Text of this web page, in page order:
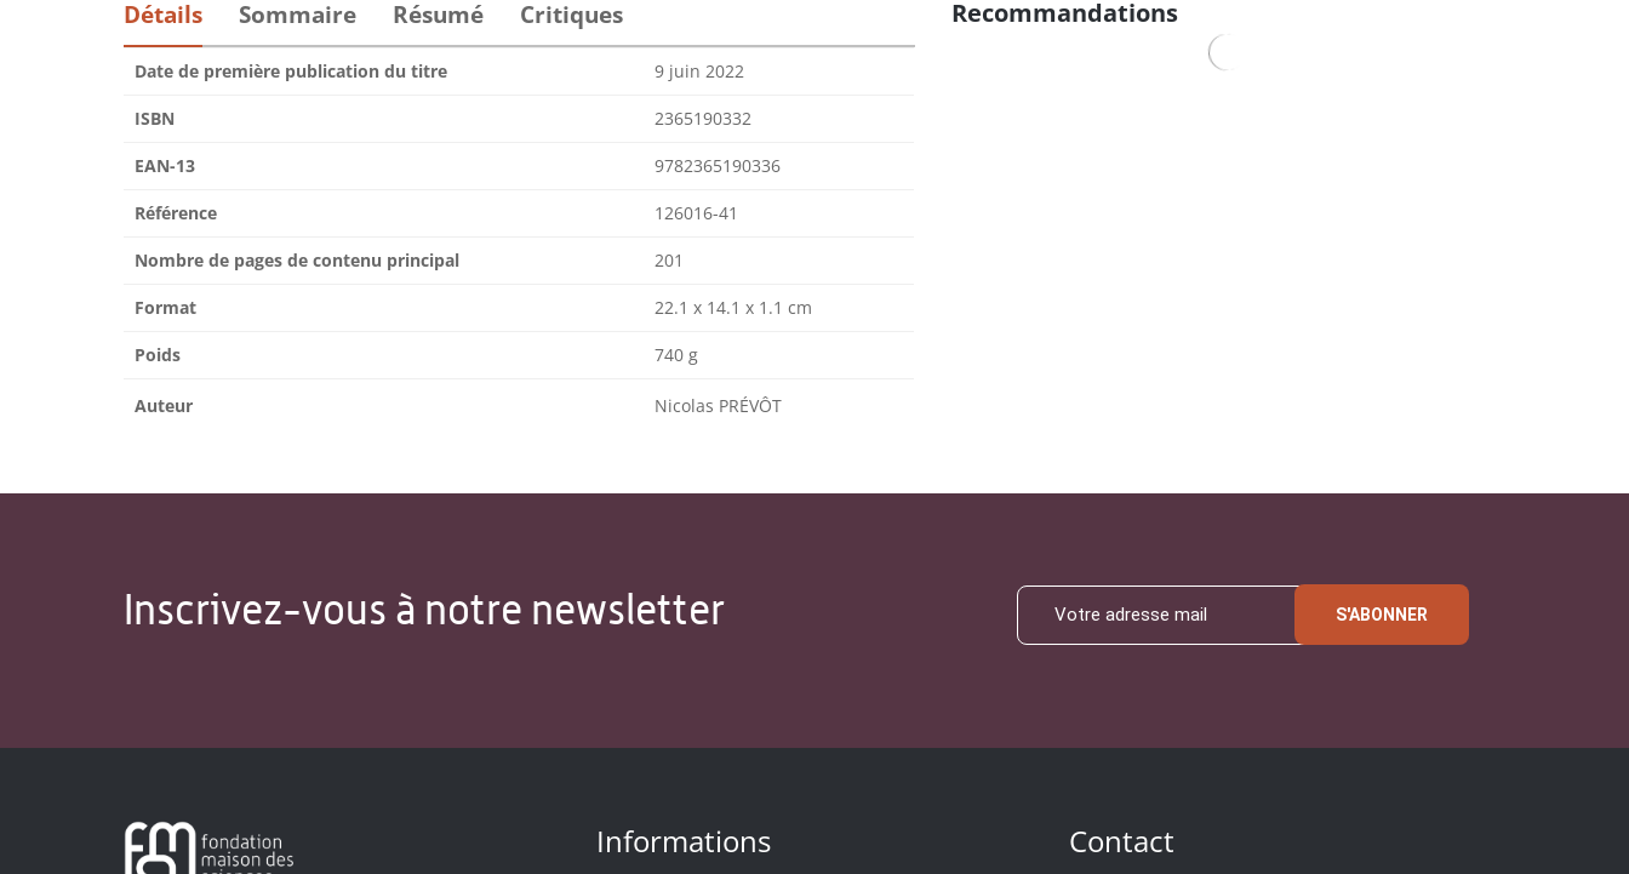
Détails Sommaire Résumé Critiques
Date de première publication du titre 9 juin 2022
ISBN 2365190332
EAN-13 9782365190336
Référence 126016-41
Nombre de pages de contenu principal 201
Format 22.1 x 14.1 x 1.1 cm
Poids 740 g
Auteur Nicolas PRÉVÔT
Recommandations
Inscrivez-vous à notre newsletter S'ABONNER
Informations Contact